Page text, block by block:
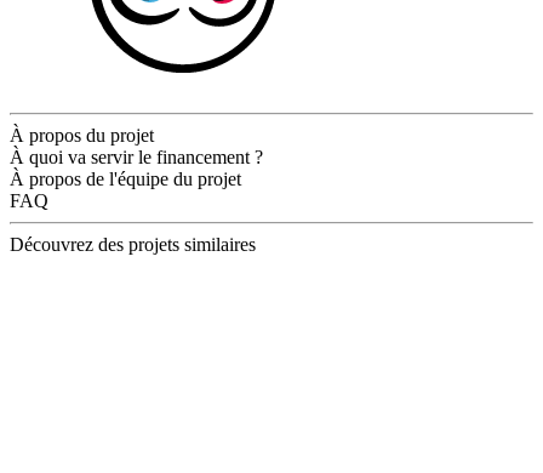
À propos du projet
À quoi va servir le financement ?
À propos de l'équipe du projet
FAQ
Découvrez des projets similaires